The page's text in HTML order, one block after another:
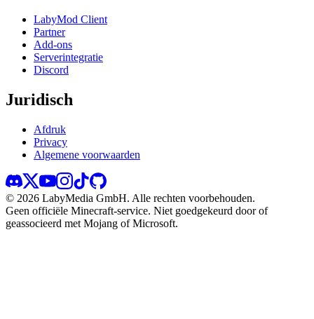
LabyMod Client
Partner
Add-ons
Serverintegratie
Discord
Juridisch
Afdruk
Privacy
Algemene voorwaarden
© 2026 LabyMedia GmbH. Alle rechten voorbehouden.
Geen officiële Minecraft-service. Niet goedgekeurd door of
geassocieerd met Mojang of Microsoft.